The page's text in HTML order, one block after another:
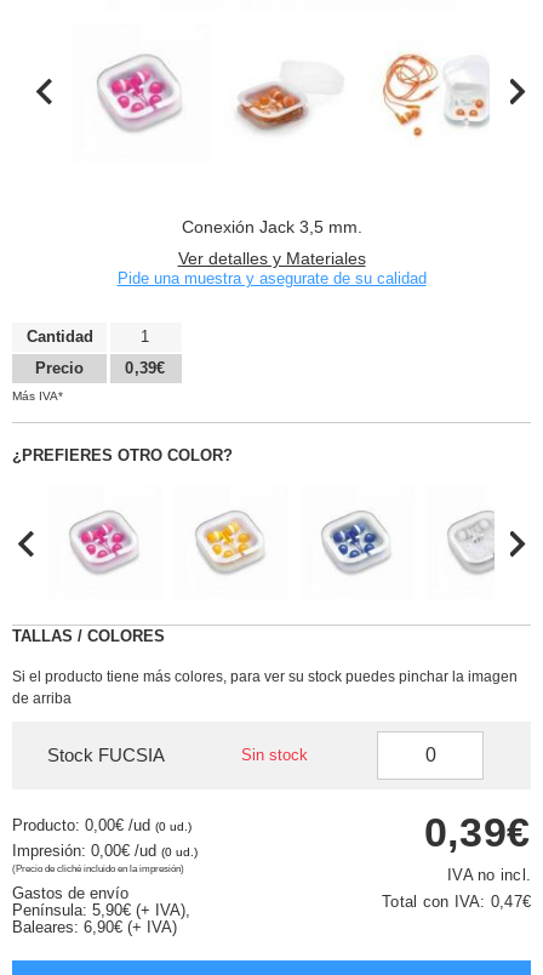
Conexión Jack 3,5 mm.
Ver detalles y Materiales
Pide una muestra y asegurate de su calidad
Cantidad
Precio
1
0,39€
Más IVA*
¿PREFIERES OTRO COLOR?
TALLAS / COLORES
Si el producto tiene más colores, para ver su stock puedes pinchar la imagen
de arriba
Stock FUCSIA Sin stock
Producto: 0,00€ /ud (0 ud.)
Impresión: 0,00€ /ud (0 ud.)
(Precio de cliché incluido en la impresión)
Gastos de envío
Península: 5,90€ (+ IVA),
Baleares: 6,90€ (+ IVA)
0,39€
IVA no incl.
Total con IVA: 0,47€